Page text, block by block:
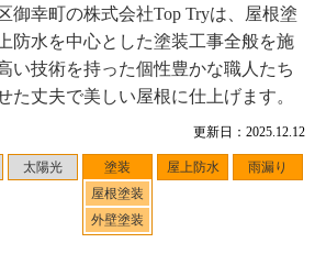
更新日：2025.12.12
太陽光
塗装
屋根塗装
外壁塗装
屋上防水 雨漏り
御幸町の株式会社Top Tryは、屋根塗
防水を中心とした塗装工事全般を施
い技術を持った個性豊かな職人たち
た丈夫で美しい屋根に仕上げます。